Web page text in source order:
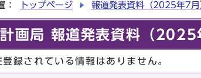
： トップページ 報道発表資料（2025年7月
画局 報道発表資料（2025
登録されている情報はありません。